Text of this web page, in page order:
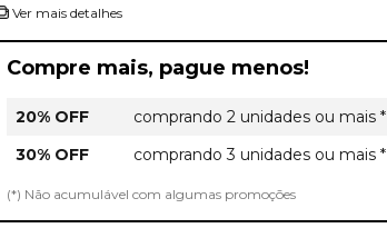
Ver mais detalhes
Compre mais, pague menos!
20% OFF
comprando 2 unidades ou mais *
30% OFF
comprando 3 unidades ou mais *
(*) Não acumulável com algumas promoções